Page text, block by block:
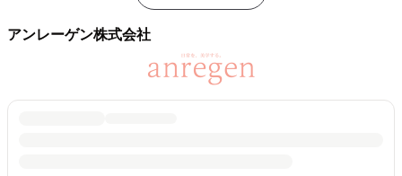
アンレーゲン株式会社